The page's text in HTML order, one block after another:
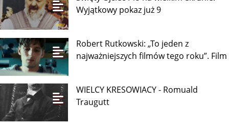
Wyjątkowy pokaz już 9
Robert Rutkowski: „To jeden z
najważniejszych filmów tego roku”. Film
WIELCY KRESOWIACY - Romuald
Traugutt